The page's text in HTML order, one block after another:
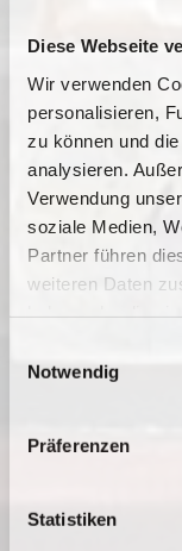
Diese Webseite
Wir verwenden
personalisieren,
zu können und
analysieren.
Verwendung
soziale Medien,
Partner führen
weiteren Daten
Notwendig
Präferenzen
Statistiken